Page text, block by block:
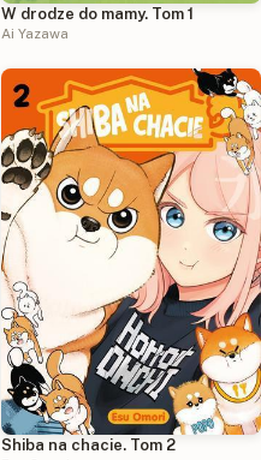
W drodze do mamy. Tom 1
Ai Yazawa
Shiba na chacie. Tom 2